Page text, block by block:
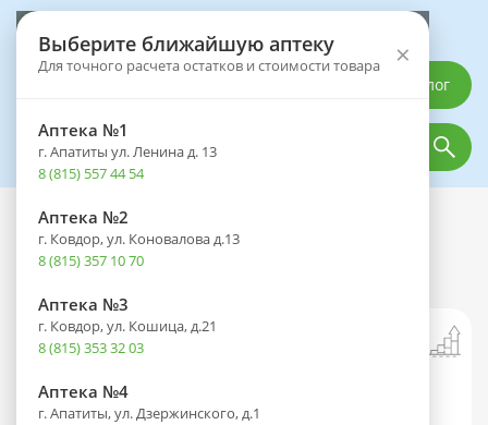
Выберите ближайшую аптеку
Для точного расчета остатков и стоимости товара ×
Аптека №1
г. Апатиты ул. Ленина д. 13
8 (815) 557 44 54
Аптека №2
г. Ковдор, ул. Коновалова д.13
8 (815) 357 10 70
Аптека №3
г. Ковдор, ул. Кошица, д.21
8 (815) 353 32 03
Аптека №4
г. Апатиты, ул. Дзержинского, д.1
Каталог
Каталог Лекарственные препараты
Рабепразол-СЗ капс. кишечнораств.
10мг №28